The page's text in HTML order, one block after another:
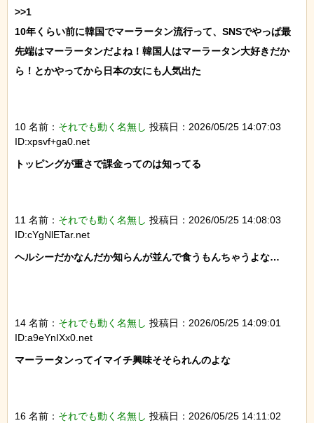
>>1
10年くらい前に韓国でマーラータン流行って、SNSでやっぱ最
先端はマーラータンだよね！韓国人はマーラータン大好きだか
ら！とかやってから日本の女にも人気出た
10 名前： それでも動く名無し 投稿日：2026/05/25 14:07:03
ID:xpsvf+ga0.net
トッピングが重さで課金ってのは知ってる
11 名前： それでも動く名無し 投稿日：2026/05/25 14:08:03
ID:cYgNlETar.net
ヘルシーだかなんだか知らんが並んで食うもんちゃうよな…
14 名前： それでも動く名無し 投稿日：2026/05/25 14:09:01
ID:a9eYnIXx0.net
マーラータンってイマイチ興味そそられんのよな
16 名前： それでも動く名無し 投稿日：2026/05/25 14:11:02